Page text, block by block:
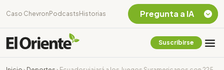
Caso Chevron Podcasts Historias
Suscribirse
Pregunta a IA